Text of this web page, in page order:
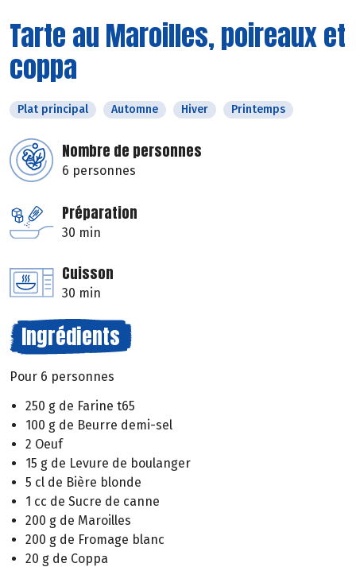
Tarte au Maroilles, poireaux et
coppa
Plat principal Automne Hiver Printemps
Nombre de personnes
6 personnes
Préparation
30 min
Cuisson
30 min
Ingrédients
Pour 6 personnes
250 g de Farine t65
100 g de Beurre demi-sel
2 Oeuf
15 g de Levure de boulanger
5 cl de Bière blonde
1 cc de Sucre de canne
200 g de Maroilles
200 g de Fromage blanc
20 g de Coppa